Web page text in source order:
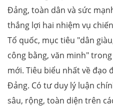
Đảng, toàn dân và sức
thắng lợi hai nhiệm vụ
Tổ quốc, mục tiêu "dân
công bằng, văn minh"
mới. Tiêu biểu nhất về đạo
Đảng. Có tư duy lý luận
sâu, rộng, toàn diện trên